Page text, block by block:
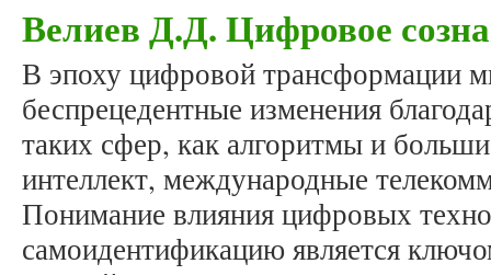
Велиев Д.Д. Цифровое
В эпоху цифровой трансформации
беспрецедентные изменения
таких сфер, как алгоритмы и
интеллект, международные
Понимание влияния цифровых
самоидентификацию является